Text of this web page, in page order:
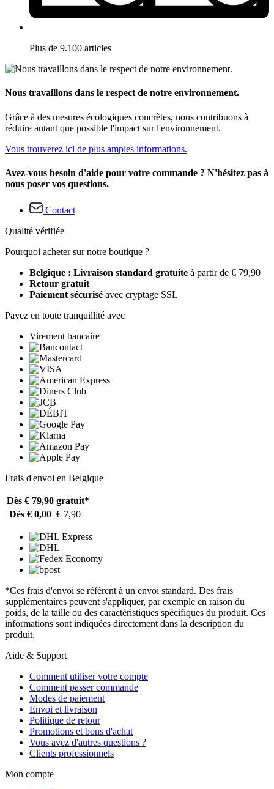
Plus de 9.100 articles
Nous travaillons dans le respect de notre environnement.
Grâce à des mesures écologiques concrètes, nous contribuons à
réduire autant que possible l'impact sur l'environnement.
Vous trouverez ici de plus amples informations.
Avez-vous besoin d'aide pour votre commande ? N'hésitez pas à
nous poser vos questions.
Contact
Qualité vérifiée
Pourquoi acheter sur notre boutique ?
Belgique : Livraison standard gratuite à partir de € 79,90
Retour gratuit
Paiement sécurisé avec cryptage SSL
Payez en toute tranquillité avec
Virement bancaire
Frais d'envoi en Belgique
Dès € 79,90 gratuit*
Dès € 0,00 € 7,90
*Ces frais d'envoi se réfèrent à un envoi standard. Des frais
supplémentaires peuvent s'appliquer, par exemple en raison du
poids, de la taille ou des caractéristiques spécifiques du produit. Ces
informations sont indiquées directement dans la description du
produit.
Aide & Support
Comment utiliser votre compte
Comment passer commande
Modes de paiement
Envoi et livraison
Politique de retour
Promotions et bons d'achat
Vous avez d'autres questions ?
Clients professionnels
Mon compte